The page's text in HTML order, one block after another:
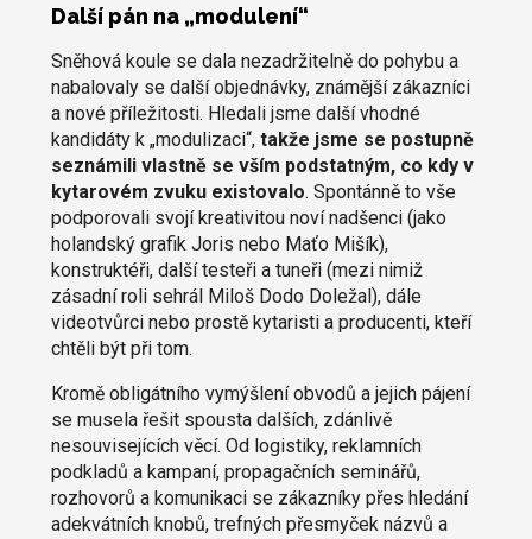
Další pán na „modulení“
Sněhová koule se dala nezadržitelně do pohybu a
nabalovaly se další objednávky, známější zákazníci
a nové příležitosti. Hledali jsme další vhodné
kandidáty k „modulizaci“, takže jsme se postupně
seznámili vlastně se vším podstatným, co kdy v
kytarovém zvuku existovalo. Spontánně to vše
podporovali svojí kreativitou noví nadšenci (jako
holandský grafik Joris nebo Maťo Mišík),
konstruktéři, další testeři a tuneři (mezi nimiž
zásadní roli sehrál Miloš Dodo Doležal), dále
videotvůrci nebo prostě kytaristi a producenti, kteří
chtěli být při tom.
Kromě obligátního vymýšlení obvodů a jejich pájení
se musela řešit spousta dalších, zdánlivě
nesouvisejících věcí. Od logistiky, reklamních
podkladů a kampaní, propagačních seminářů,
rozhovorů a komunikaci se zákazníky přes hledání
adekvátních knobů, trefných přesmyček názvů a